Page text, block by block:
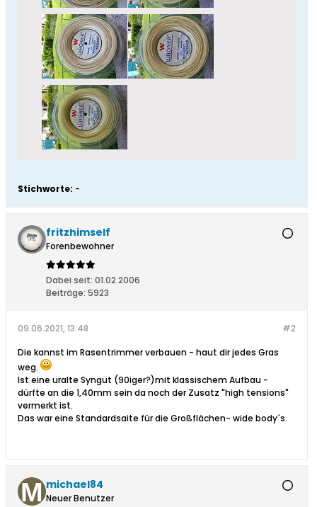
Stichworte: -
fritzhimself
Forenbewohner
Dabei seit: 01.02.2006
Beiträge: 5923
#2
09.06.2021, 13:48
Die kannst im Rasentrimmer verbauen - haut dir jedes Gras
weg.
Ist eine uralte Syngut (90iger?)mit klassischem Aufbau -
dürfte an die 1,40mm sein da noch der Zusatz "high tensions"
vermerkt ist.
Das war eine Standardsaite für die Großflächen- wide body´s.
michael84
Neuer Benutzer